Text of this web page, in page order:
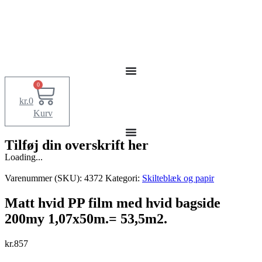
kr.0
0
Kurv
Tilføj din overskrift her
Loading...
Varenummer (SKU): 4372 Kategori: Skilteblæk og papir
Matt hvid PP film med hvid bagside
200my 1,07x50m.= 53,5m2.
kr.857